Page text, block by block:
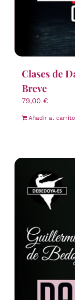
Clases de
Breve
79,00 €
Añadir al carrito